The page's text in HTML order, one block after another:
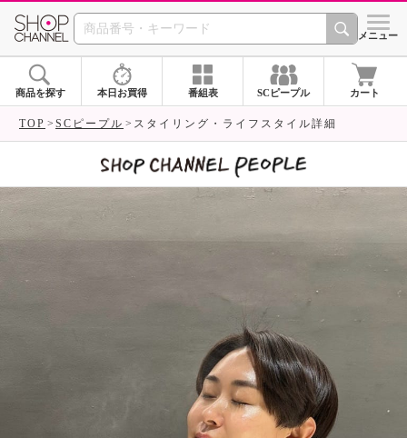
SHOP CHANNEL シメニュー
商品を探す 本日お買得 番組表 SCピープル カート
TOP SCピープル スタイリング・ライフスタイル詳細